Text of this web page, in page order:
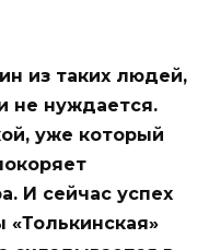
из таких людей,
не нуждается.
уже который
И сейчас успех